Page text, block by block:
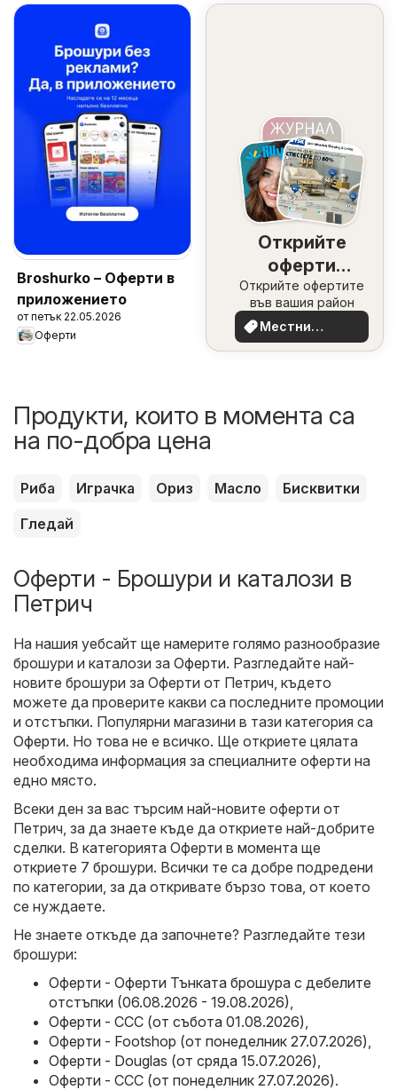
Broshurko – Оферти в
приложението
от петък 22.05.2026
Оферти
Открийте
оферти
наблизо
Открийте офертите
във вашия район
Местни
оферти
Продукти, които в момента са
на по-добра цена
Риба Играчка Ориз Масло
Бисквитки
Гледай
Оферти - Брошури и каталози в
Петрич
На нашия уебсайт ще намерите голямо разнообразие
брошури и каталози за Оферти. Разгледайте най-
новите брошури за Оферти от Петрич, където
можете да проверите какви са последните промоции
и отстъпки. Популярни магазини в тази категория са
Оферти. Но това не е всичко. Ще откриете цялата
необходима информация за специалните оферти на
едно място.
Всеки ден за вас търсим най-новите оферти от
Петрич, за да знаете къде да откриете най-добрите
сделки. В категорията Оферти в момента ще
откриете 7 брошури. Всички те са добре подредени
по категории, за да откривате бързо това, от което
се нуждаете.
Не знаете откъде да започнете? Разгледайте тези
брошури:
Оферти - Оферти Тънката брошура с дебелите
отстъпки (06.08.2026 - 19.08.2026)
Оферти - CCC (от събота 01.08.2026)
Оферти - Footshop (от понеделник 27.07.2026)
Оферти - Douglas (от сряда 15.07.2026)
Оферти - CCC (от понеделник 27.07.2026).